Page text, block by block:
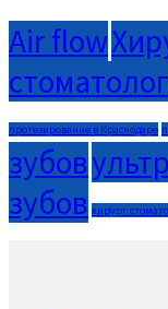
Air flow
протезирование в Краснодаре
зубов
зубов хирург